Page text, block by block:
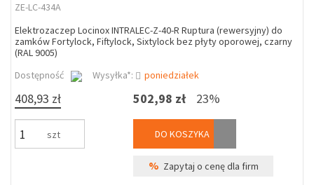
ZE-LC-434A
Elektrozaczep Locinox INTRALEC-Z-40-R Ruptura (rewersyjny) do
zamków Fortylock, Fiftylock, Sixtylock bez płyty oporowej, czarny
(RAL 9005)
Dostępność
Wysyłka*: poniedziałek
408,93 zł
szt
502,98 zł 23%
DO KOSZYKA
% Zapytaj o cenę dla firm